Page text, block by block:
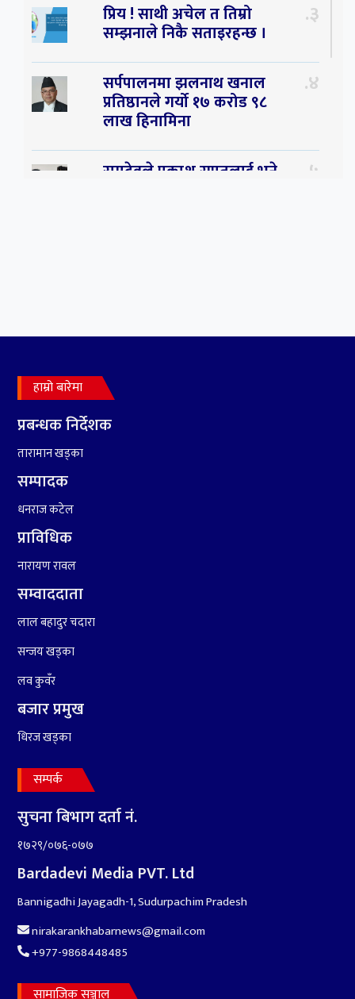
प्रिय ! साथी अचेल त तिम्रो
सम्झनाले निकै सताइरहन्छ ।
३
सर्पपालनमा झलनाथ खनाल
प्रतिष्ठानले गर्यो १७ करोड ९८
लाख हिनामिना
४
रामदेवले प्रकाश सपुतलाई भने ५
७
हामी पनि त उडाउछौ ।
हाम्रो बारेमा
प्रबन्धक निर्देशक
तारामान खड्का
सम्पादक
धनराज कटेल
प्राविधिक
नारायण रावल
सम्वाददाता
लाल बहादुर चदारा
सन्जय खड्का
लव कुवँर
बजार प्रमुख
धिरज खड्का
सम्पर्क
सुचना बिभाग दर्ता नं.
१७२९/०७६-०७७
Bardadevi Media PVT. Ltd
Bannigadhi Jayagadh-1, Sudurpachim Pradesh
nirakarankhabarnews@gmail.com
+977-9868448485
सामाजिक सञ्जाल